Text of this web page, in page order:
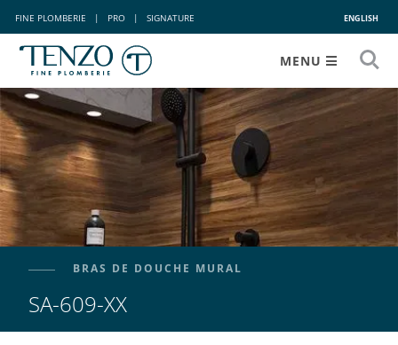
FINE PLOMBERIE | PRO | SIGNATURE ENGLISH
MENU
BRAS DE DOUCHE MURAL
SA-609-XX